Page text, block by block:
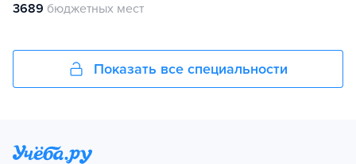
3689 бюджетных мест
Показать все специальности